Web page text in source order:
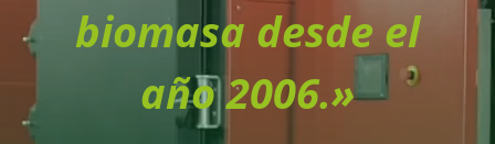
biomasa desde el
año 2006.»